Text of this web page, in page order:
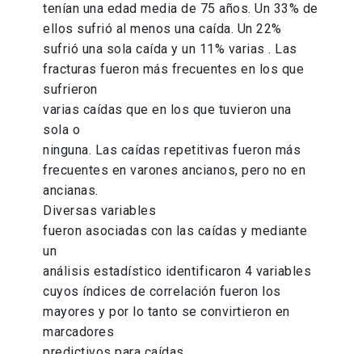
tenían una edad media de 75 años. Un 33% de
ellos sufrió al menos una caída. Un 22%
sufrió una sola caída y un 11% varias . Las
fracturas fueron más frecuentes en los que
sufrieron
varias caídas que en los que tuvieron una
sola o
ninguna. Las caídas repetitivas fueron más
frecuentes en varones ancianos, pero no en
ancianas.
Diversas variables
fueron asociadas con las caídas y mediante
un
análisis estadístico identificaron 4 variables
cuyos índices de correlación fueron los
mayores y por lo tanto se convirtieron en
marcadores